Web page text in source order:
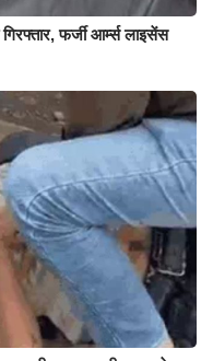
फर्जी आर्म्स लाइसेंस